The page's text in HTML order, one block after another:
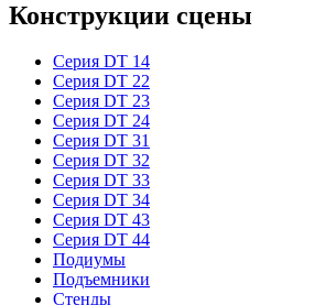
Конструкции сцены
Серия DT 14
Серия DT 22
Серия DT 23
Серия DT 24
Серия DT 31
Серия DT 32
Серия DT 33
Серия DT 34
Серия DT 43
Серия DT 44
Подиумы
Подъемники
Стенды